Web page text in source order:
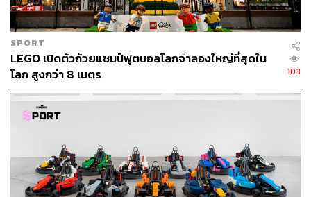
ของการพบเด็กๆ ในที่ที่พวกเขาอยู่ โดยชี้ว่าบริษัทกำลัง
แข่งขันเพื่อแย่งชิงเวลาและความสนใจของเด็กๆ
“เราต้องการดึงดูดผู้ชมที่กว้างขึ้นที่จะมีส่วนร่วมกับแบรนด์”
Jill Wilfert หัวหน้าฝ่ายพันธมิตรด้านความบันเทิงและเนื้อหา
ระดับโลกของ LEGO กล่าว Wilfert เผยว่า LEGO มีโครงการ
ภาพยนตร์หลายเรื่องที่อยู่ระหว่างการพัฒนา ซึ่งอาจเข้าฉาย
ในอีกไม่กี่ปีข้างหน้า
ในระหว่างนี้บริษัทมีแผนที่จะปล่อยตอนต่างๆ และภาพยนตร์
สั้นที่เชื่อมโยงกับรายการที่มีอยู่ ซึ่งออกอากาศทาง Netflix,
Nickelodeon และ YouTube
SPORT
LEGO เปิดตัวถ้วยแชมป์ฟุตบอลโลกจำลองใหญ่ที่สุดใน
โลก สูงกว่า 8 เมตร
103